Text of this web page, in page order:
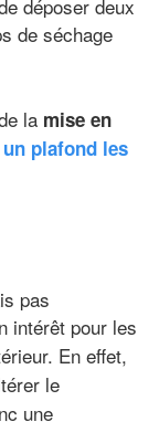
déposer deux
de séchage
la mise en
plafond les
pas
intérêt pour les
En effet,
le
une